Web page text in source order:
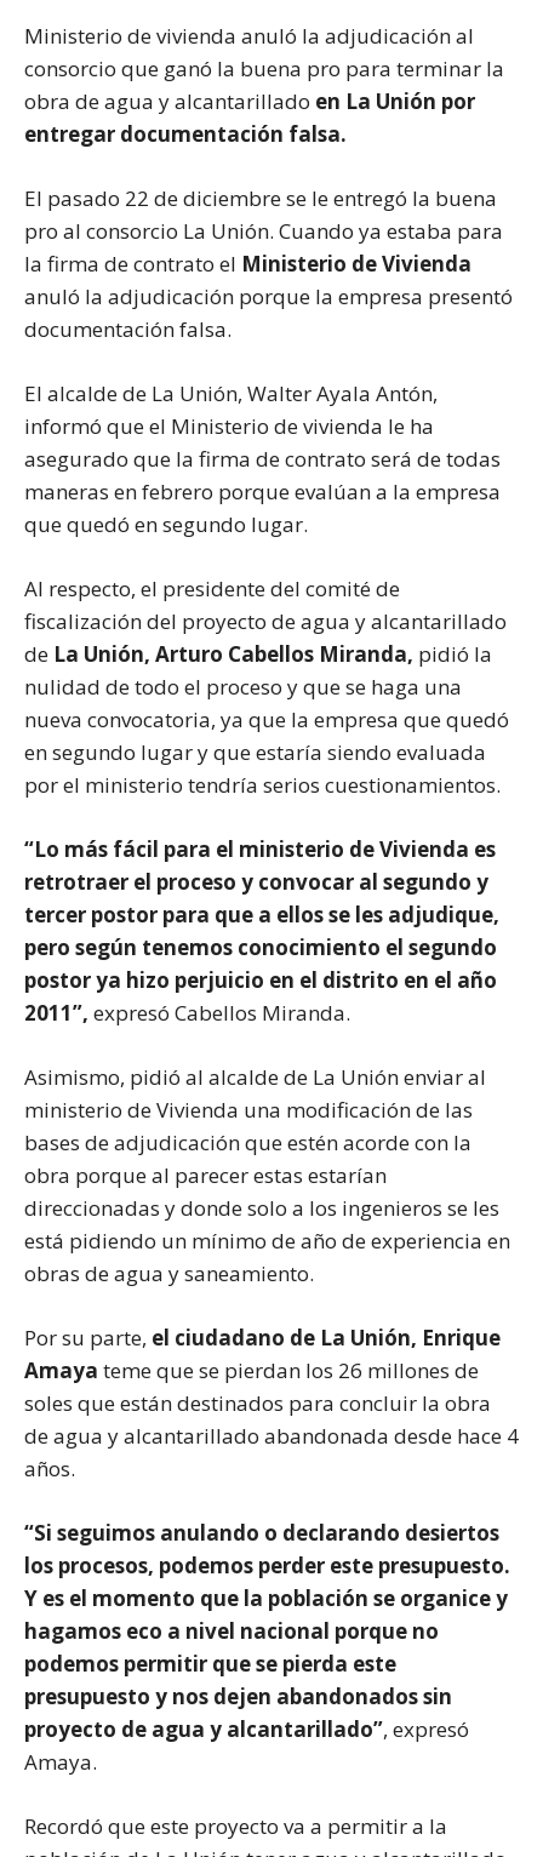
Ministerio de vivienda anuló la adjudicación al
consorcio que ganó la buena pro para terminar la
obra de agua y alcantarillado en La Unión por
entregar documentación falsa.
El pasado 22 de diciembre se le entregó la buena
pro al consorcio La Unión. Cuando ya estaba para
la firma de contrato el Ministerio de Vivienda
anuló la adjudicación porque la empresa presentó
documentación falsa.
El alcalde de La Unión, Walter Ayala Antón,
informó que el Ministerio de vivienda le ha
asegurado que la firma de contrato será de todas
maneras en febrero porque evalúan a la empresa
que quedó en segundo lugar.
Al respecto, el presidente del comité de
fiscalización del proyecto de agua y alcantarillado
de La Unión, Arturo Cabellos Miranda, pidió la
nulidad de todo el proceso y que se haga una
nueva convocatoria, ya que la empresa que quedó
en segundo lugar y que estaría siendo evaluada
por el ministerio tendría serios cuestionamientos.
“Lo más fácil para el ministerio de Vivienda es
retrotraer el proceso y convocar al segundo y
tercer postor para que a ellos se les adjudique,
pero según tenemos conocimiento el segundo
postor ya hizo perjuicio en el distrito en el año
2011”, expresó Cabellos Miranda.
Asimismo, pidió al alcalde de La Unión enviar al
ministerio de Vivienda una modificación de las
bases de adjudicación que estén acorde con la
obra porque al parecer estas estarían
direccionadas y donde solo a los ingenieros se les
está pidiendo un mínimo de año de experiencia en
obras de agua y saneamiento.
Por su parte, el ciudadano de La Unión, Enrique
Amaya teme que se pierdan los 26 millones de
soles que están destinados para concluir la obra
de agua y alcantarillado abandonada desde hace 4
años.
“Si seguimos anulando o declarando desiertos
los procesos, podemos perder este presupuesto.
Y es el momento que la población se organice y
hagamos eco a nivel nacional porque no
podemos permitir que se pierda este
presupuesto y nos dejen abandonados sin
proyecto de agua y alcantarillado”, expresó
Amaya.
Recordó que este proyecto va a permitir a la